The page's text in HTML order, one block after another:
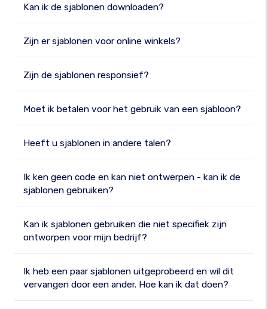
Kan ik de sjablonen downloaden?
Zijn er sjablonen voor online winkels?
Zijn de sjablonen responsief?
Moet ik betalen voor het gebruik van een sjabloon?
Heeft u sjablonen in andere talen?
Ik ken geen code en kan niet ontwerpen - kan ik de
sjablonen gebruiken?
Kan ik sjablonen gebruiken die niet specifiek zijn
ontworpen voor mijn bedrijf?
Ik heb een paar sjablonen uitgeprobeerd en wil dit
vervangen door een ander. Hoe kan ik dat doen?